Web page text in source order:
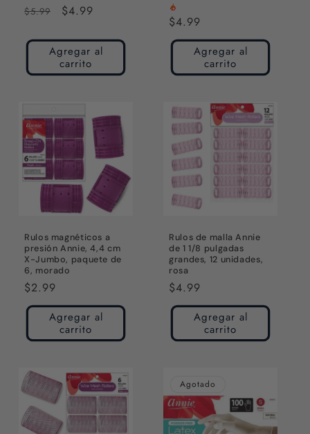
Precio
$5.99
Precio
oferta
$4.99
Agregar al
carrito
Precio
habitual
$4.99
Agregar al
carrito
Rulos magnéticos a
presión Annie, 4,4 cm
X-Jumbo, paquete de
6, morado
Precio
habitual
$2.99
Agregar al
carrito
Rulos de malla Annie
de 1 1/8 pulgadas
grandes, 12 unidades,
rosa
Precio
habitual
$4.99
Agregar al
carrito
Agotado